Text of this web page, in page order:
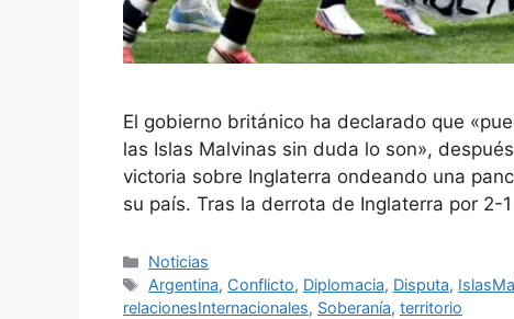
El gobierno británico ha declarado que
las Islas Malvinas sin duda lo son»,
victoria sobre Inglaterra ondeando una
su país. Tras la derrota de Inglaterra por 2-
Categorías
Noticias
Etiquetas
Argentina, Conflicto, Diplomacia, Disputa,
relacionesInternacionales, Soberanía, territorio